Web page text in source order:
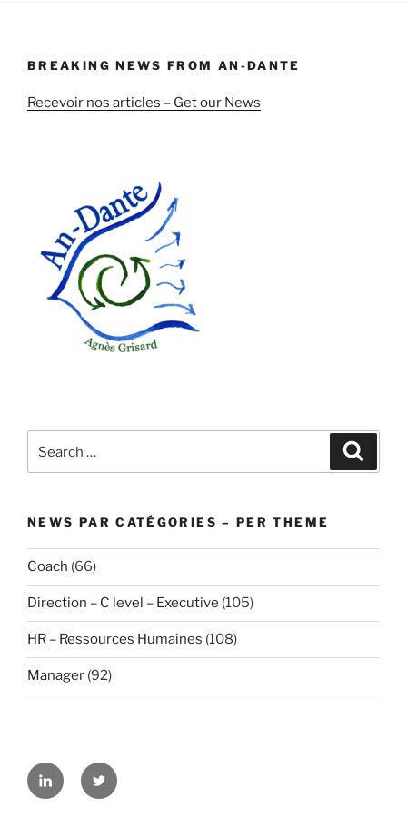
BREAKING NEWS FROM AN-DANTE
Recevoir nos articles – Get our News
NEWS PAR CATÉGORIES – PER THEME
Coach (66)
Direction – C level – Executive (105)
HR – Ressources Humaines (108)
Manager (92)
LinkedinTwitter